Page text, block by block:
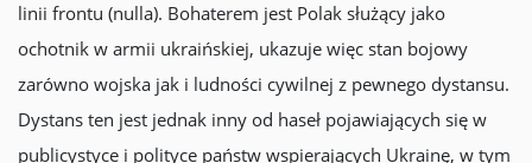
linii frontu (nulla). Bohaterem jest Polak służący jako
ochotnik w armii ukraińskiej, ukazuje więc stan bojowy
zarówno wojska jak i ludności cywilnej z pewnego dystansu.
Dystans ten jest jednak inny od haseł pojawiających się w
publicystyce i polityce państw wspierających Ukrainę, w tym